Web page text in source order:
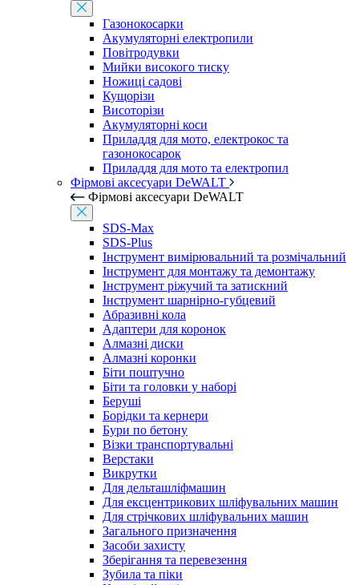
Газонокосарки
Акумуляторні електропили
Повітродувки
Мийки високого тиску
Ножиці садові
Кущорізи
Висоторізи
Акумуляторні коси
Приладдя для мото, електрокос та
газонокосарок
Приладдя для мото та електропил
Фірмові аксесуари DeWALT
Фірмові аксесуари DeWALT
SDS-Max
SDS-Plus
Інструмент вимірювальний та розмічальний
Інструмент для монтажу та демонтажу
Інструмент ріжучий та затискний
Інструмент шарнірно-губцевий
Абразивні кола
Адаптери для коронок
Алмазні диски
Алмазні коронки
Біти поштучно
Біти та головки у наборі
Беруші
Борідки та кернери
Бури по бетону
Візки транспортувальні
Верстаки
Викрутки
Для дельташліфмашин
Для ексцентрикових шліфувальних машин
Для стрічкових шліфувальних машин
Загального призначення
Засоби захисту
Зберігання та перевезення
Зубила та піки